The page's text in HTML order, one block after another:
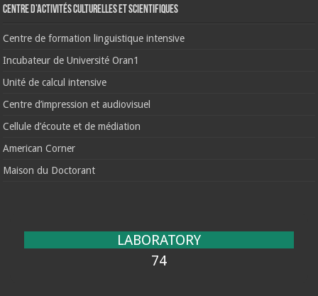
Centre d’activités culturelles et scientifiques
Centre de formation linguistique intensive
Incubateur de Université Oran1
Unité de calcul intensive
Centre d’impression et audiovisuel
Cellule d’écoute et de médiation
American Corner
Maison du Doctorant
LABORATORY
74